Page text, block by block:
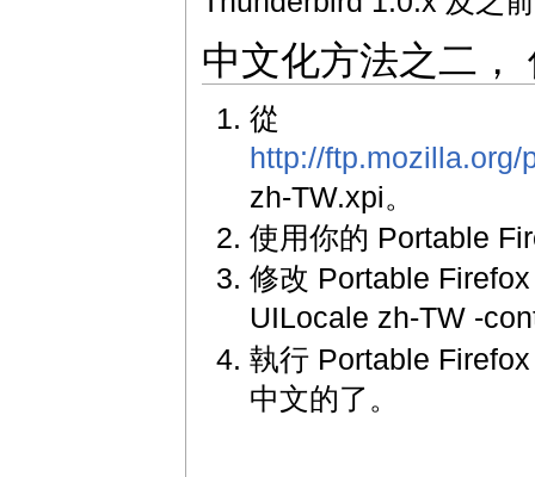
中文化方法之二，
從
http://
zh-TW.xpi。
使用你的 Portable
修改 Portable
UILocale zh-TW -
執行 Portable
中文的了。